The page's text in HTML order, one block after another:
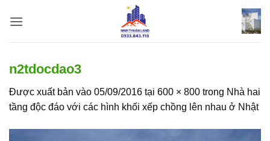
qua
n2tdocdao3
Được xuất bản vào 05/09/2016 tại 600 × 800 trong Nhà hai
tầng độc đáo với các hình khối xếp chồng lên nhau ở Nhật